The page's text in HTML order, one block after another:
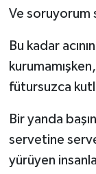
Ve soruyorum
Bu kadar
fütursuzca
Bir yanda
servetine
yürüyen